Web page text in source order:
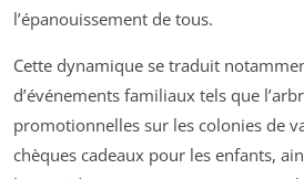
l’épanouissement de tous.
Cette dynamique se traduit
d’événements familiaux tels que
promotionnelles sur les colonies de
chèques cadeaux pour les enfants,